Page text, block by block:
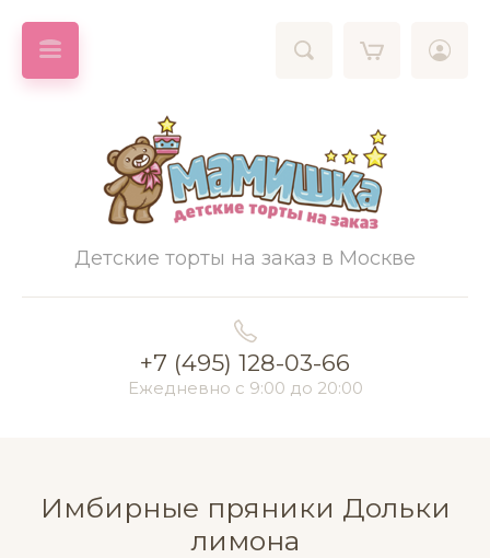
Детские торты на заказ в Москве
+7 (495) 128-03-66
Ежедневно с 9:00 до 20:00
Имбирные пряники Дольки
лимона